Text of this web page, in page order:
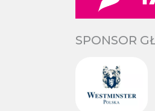
SPONSOR